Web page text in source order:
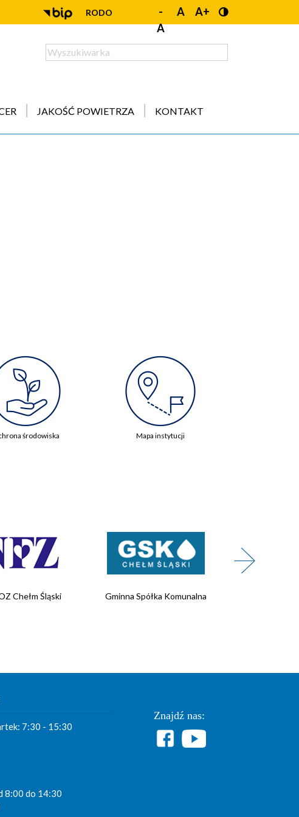
RODO
-
A
A A+
JAKOŚĆ POWIETRZA KONTAKT
środowiska Mapa instytucji
Chełm Śląski Gminna Spółka Komunalna
7:30 - 15:30
8:00 do 14:30
Znajdź nas: